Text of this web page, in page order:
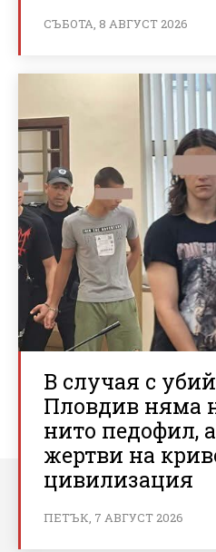
СЪБОТА, 8 АВГУСТ 2026
В случая с
Пловдив няма
нито педофил,
жертви на
цивилизация
ПЕТЪК, 7 АВГУСТ 2026